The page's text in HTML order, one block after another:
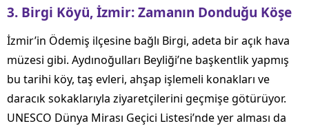
3. Birgi Köyü, İzmir: Zamanın Donduğu Köşe
İzmir’in Ödemiş ilçesine bağlı Birgi, adeta bir açık hava
müzesi gibi. Aydınoğulları Beyliği’ne başkentlik yapmış
bu tarihi köy, taş evleri, ahşap işlemeli konakları ve
daracık sokaklarıyla ziyaretçilerini geçmişe götürüyor.
UNESCO Dünya Mirası Geçici Listesi’nde yer alması da